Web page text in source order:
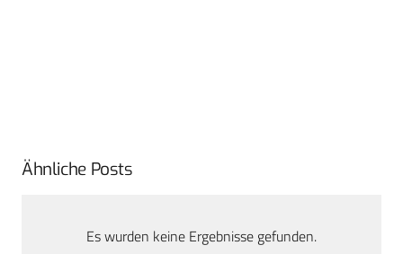
Ähnliche Posts
Es wurden keine Ergebnisse gefunden.